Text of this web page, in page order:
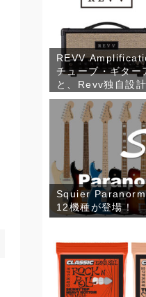
REVV
チューブ・ギタ
と、Revv独自設
たコンパクトな
RV90」が発売！
Squier
12機種が登場！